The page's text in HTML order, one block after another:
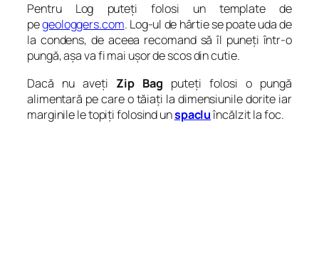
Pentru Log puteți folosi un template de
pegeologgers.com. Log-ul de hârtie se poate uda de
la condens, de aceea recomand să îl puneți într-o
pungă, așa va fi mai ușor de scos din cutie.
Dacă nu aveți Zip Bag puteți folosi o pungă
alimentară pe care o tăiați la dimensiunile dorite iar
marginile le topiți folosind unspacluîncălzit la foc.